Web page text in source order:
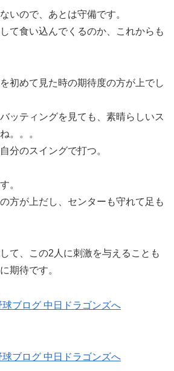
いので、あとは守備です。
て食い込んでくるのか、これからも
初めて見た時の期待度の方が上でし
ッティングを見ても、素晴らしいス
。。。
分のスイングで打つ。
。
方が上だし、センターも守れて足も
て、この2人に刺激を与えることも
期待です。